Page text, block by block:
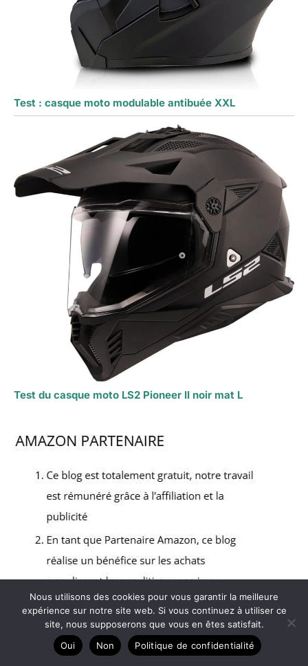
Test : casque moto modulable antibuée XXL
Test du casque moto LS2 Pioneer II noir mat L
Nous utilisons des cookies pour vous garantir la meilleure
expérience sur notre site web. Si vous continuez à utiliser ce
site, nous supposerons que vous en êtes satisfait.
Oui
Non Politique de confidentialité